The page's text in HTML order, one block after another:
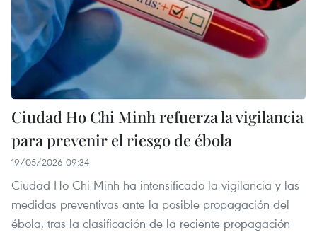
Ciudad Ho Chi Minh refuerza la vigilancia
para prevenir el riesgo de ébola
19/05/2026 09:34
Ciudad Ho Chi Minh ha intensificado la vigilancia y las
medidas preventivas ante la posible propagación del
ébola, tras la clasificación de la reciente propagación